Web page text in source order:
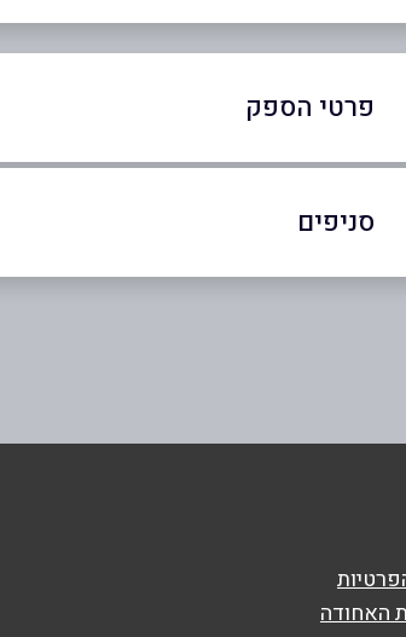
פרטי הספק
אנא חזרו אלי בקשר ל...
סניפים
האחודה